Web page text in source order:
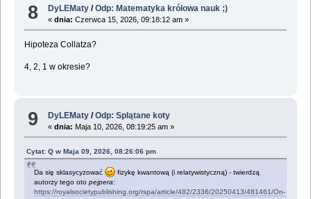
8 DyLEMaty /Odp: Matematyka królowa nauk ;)
«dnia: Czerwca 15, 2026, 09:18:12 am »
Hipoteza Collatza?
4, 2, 1 w okresie?
9 DyLEMaty /Odp: Splątane koty
«dnia: Maja 10, 2026, 08:19:25 am »
Cytat: Q w Maja 09, 2026, 08:26:06 pm
Da się sklasycyzować
fizykę kwantową (i relatywistyczną) - twierdzą
autorzy tego oto pejpera:
https://royalsocietypublishing.org/rspa/article/482/2336/20250413/481461/On-